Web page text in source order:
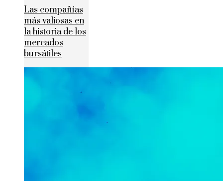
Las compañías
más valiosas en
la historia de los
mercados
bursátiles